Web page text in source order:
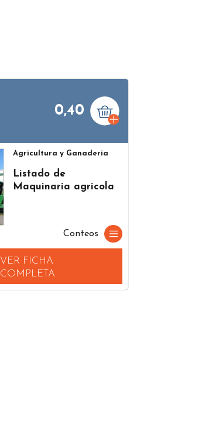
0,40
Agricultura y Ganaderia
Listado de
Maquinaria agricola
Conteos
VER FICHA
COMPLETA